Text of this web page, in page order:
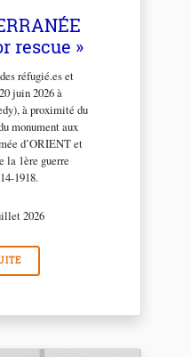
rescue »
réfugié.es et
juin 2026 à
à proximité du
monument aux
d’ORIENT et
la 1ère guerre
1918.
2026